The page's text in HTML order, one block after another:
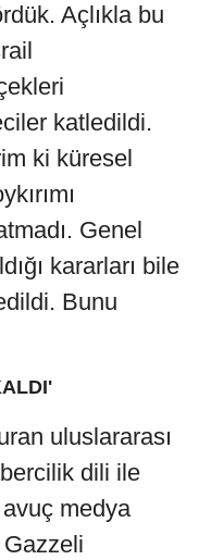
Açlıkla bu
katledildi.
ki küresel
Genel
kararları bile
Bunu
uluslararası
dili ile
avuç medya
Gazzeli